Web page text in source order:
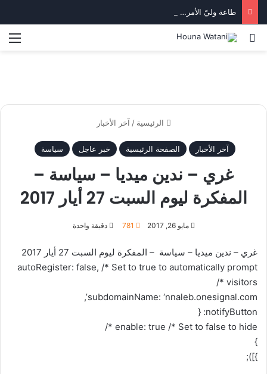
طاعة وليّ الأمر… بين استقرار الدولة وكرامة المواطن
بحث عن
الرئيسية / آخر الأخبار
آخر الأخبار الصفحة الرئيسية خبر عاجل سياسة
غري – ندين ميديا – سياسة –
المفكرة ليوم السبت 27 أيار 2017
مايو 26, 2017 781 دقيقة واحدة
غري – ندين ميديا – سياسة – المفكرة ليوم السبت 27 أيار 2017
autoRegister: false, /* Set to true to automatically prompt
visitors */
subdomainName: ‘nnaleb.onesignal.com’,
notifyButton: {
enable: true /* Set to false to hide */
}
}]);